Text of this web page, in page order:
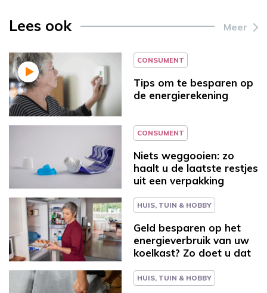
Lees ook Meer
CONSUMENT
Tips om te besparen op
de energierekening
CONSUMENT
Niets weggooien: zo
haalt u de laatste restjes
uit een verpakking
HUIS, TUIN & HOBBY
Geld besparen op het
energieverbruik van uw
koelkast? Zo doet u dat
HUIS, TUIN & HOBBY